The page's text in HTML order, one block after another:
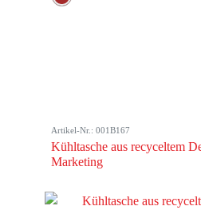
Artikel-Nr.: 001B167
Kühltasche aus recyceltem
Marketing